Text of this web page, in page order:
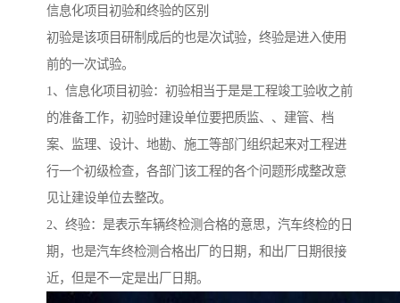
信息化项目初验和终验的区别
初验是该项目研制成后的也是次试验，终验是进入使用
前的一次试验。
1、信息化项目初验：初验相当于是是工程竣工验收之前
的准备工作，初验时建设单位要把质监、、建管、档
案、监理、设计、地勘、施工等部门组织起来对工程进
行一个初级检查，各部门该工程的各个问题形成整改意
见让建设单位去整改。
2、终验：是表示车辆终检测合格的意思，汽车终检的日
期，也是汽车终检测合格出厂的日期，和出厂日期很接
近，但是不一定是出厂日期。